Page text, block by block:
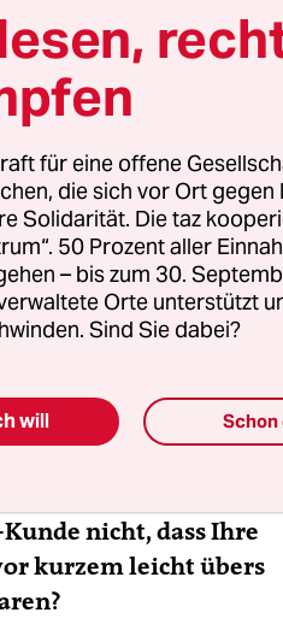
die vor zwei Jahren
ist nun
Festnetznummer aus
nachts um halb drei
wollte, ob ich um
nicht, dass Ihre
kurzem leicht übers
für eine offene
die sich vor Ort
Solidarität. Die taz
50 Prozent aller
– bis zum 30.
Orte unterstützt
Sind Sie dabei?
will Schon